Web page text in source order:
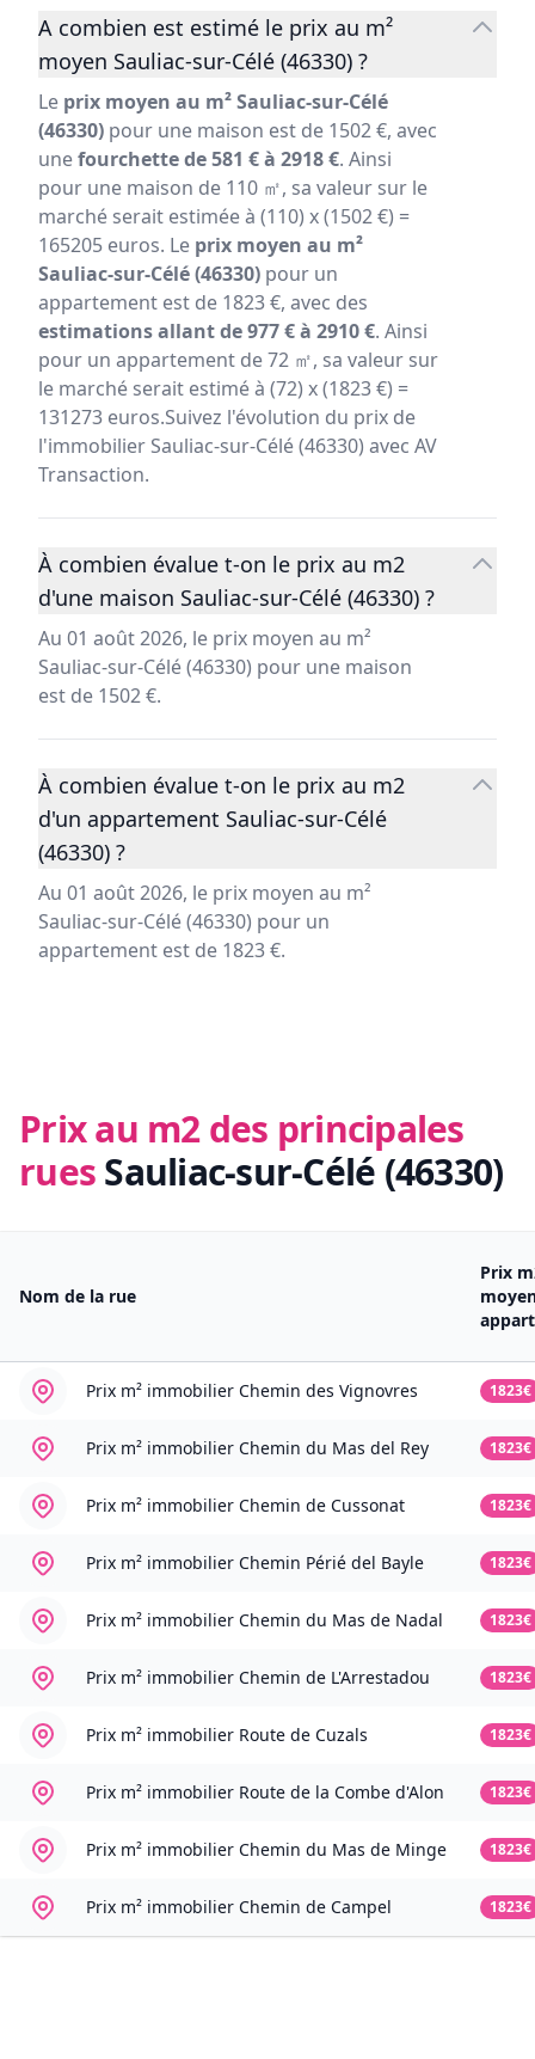
A combien est estimé le prix au m²
moyen Sauliac-sur-Célé (46330) ?
Le prix moyen au m² Sauliac-sur-Célé
(46330) pour une maison est de 1502 €, avec
unefourchette de 581 € à 2918 €. Ainsi
pour une maison de 110 ㎡, sa valeur sur le
marché serait estimée à (110) x (1502 €) =
165205 euros. Le prix moyen au m²
Sauliac-sur-Célé (46330) pour un
appartement est de 1823 €, avec des
estimations allant de 977 € à 2910 €. Ainsi
pour un appartement de 72 ㎡, sa valeur sur
le marché serait estimé à (72) x (1823 €) =
131273 euros.Suivez l'évolution du prix de
l'immobilier Sauliac-sur-Célé (46330) avec AV
Transaction.
À combien évalue t-on le prix au m2
d'une maison Sauliac-sur-Célé (46330) ?
Au 01 août 2026, le prix moyen au m²
Sauliac-sur-Célé (46330) pour une maison
est de 1502 €.
À combien évalue t-on le prix au m2
d'un appartement Sauliac-sur-Célé
(46330) ?
Au 01 août 2026, le prix moyen au m²
Sauliac-sur-Célé (46330) pour un
appartement est de 1823 €.
Prix au m2 des principales
ruesSauliac-sur-Célé (46330)
Nom de la rue
Prix
Prix m² immobilier Chemin des Vignovres 1823€
Prix m² immobilier Chemin du Mas del Rey 1823€
Prix m² immobilier Chemin de Cussonat 1823€
Prix m² immobilier Chemin Périé del Bayle 1823€
Prix m² immobilier Chemin du Mas de Nadal 1823€
Prix m² immobilier Chemin de L'Arrestadou 1823€
Prix m² immobilier Route de Cuzals 1823€
Prix m² immobilier Route de la Combe d'Alon 1823€
Prix m² immobilier Chemin du Mas de Minge 1823€
Prix m² immobilier Chemin de Campel 1823€